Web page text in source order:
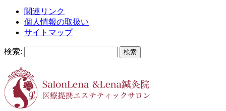
関連リンク
個人情報の取扱い
サイトマップ
検索: